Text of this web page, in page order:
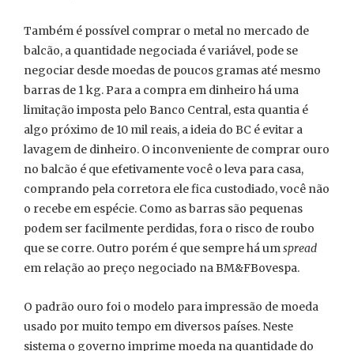
Também é possível comprar o metal no mercado de
balcão, a quantidade negociada é variável, pode se
negociar desde moedas de poucos gramas até mesmo
barras de 1 kg. Para a compra em dinheiro há uma
limitação imposta pelo Banco Central, esta quantia é
algo próximo de 10 mil reais, a ideia do BC é evitar a
lavagem de dinheiro. O inconveniente de comprar ouro
no balcão é que efetivamente você o leva para casa,
comprando pela corretora ele fica custodiado, você não
o recebe em espécie. Como as barras são pequenas
podem ser facilmente perdidas, fora o risco de roubo
que se corre. Outro porém é que sempre há umspread
em relação ao preço negociado na BM&FBovespa.
O padrão ouro foi o modelo para impressão de moeda
usado por muito tempo em diversos países. Neste
sistema o governo imprime moeda na quantidade do